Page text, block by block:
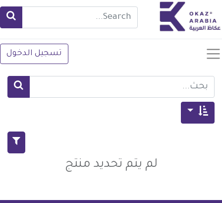
تسجيل الدخول
لم يتم تحديد منتج